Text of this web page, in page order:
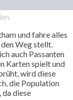
und fahre alles
Weg stellt.
auch Passanten
Karten spielt und
wird diese
die Population
da diese